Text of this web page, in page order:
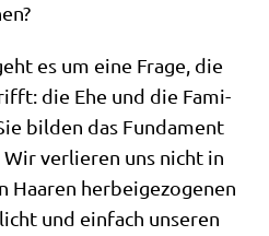
es um eine Fra­ge, die
die Ehe und die Fami­
bil­den das Fun­da­ment
Wir ver­lie­ren uns nicht in
Haa­ren her­bei­ge­zo­ge­nen
und ein­fach unse­ren